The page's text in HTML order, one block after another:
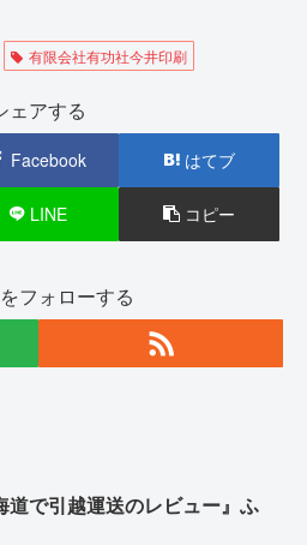
有限会社有功社今井印刷
ェアする
Facebook はてブ
LINE コピー
フォローする
道で引越運送のレビュー』ふ